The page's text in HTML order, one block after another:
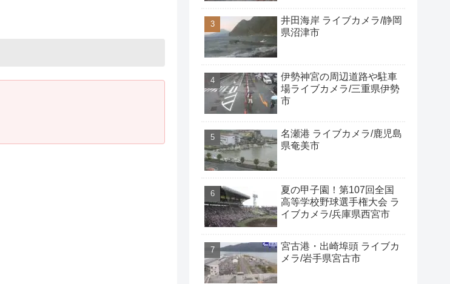
井田海岸 ライブカメラ/静岡
県沼津市
伊勢神宮の周辺道路や駐車
場ライブカメラ/三重県伊勢
市
名瀬港 ライブカメラ/鹿児島
県奄美市
夏の甲子園！第107回全国
高等学校野球選手権大会 ラ
イブカメラ/兵庫県西宮市
宮古港・出崎埠頭 ライブカ
メラ/岩手県宮古市